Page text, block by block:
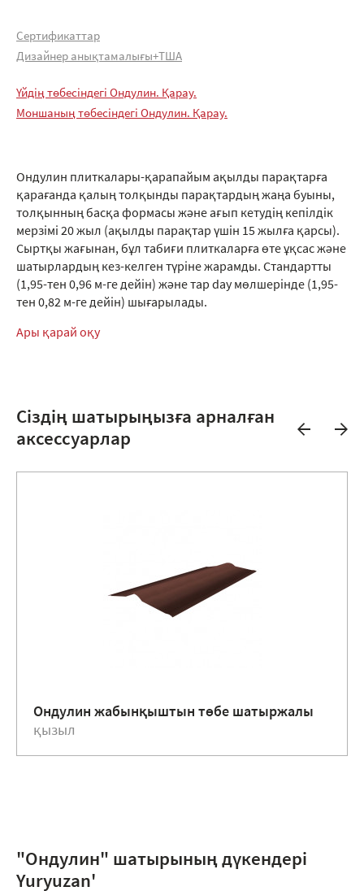
Сертификаттар
Дизайнер анықтамалығы+ТША
Үйдің төбесіндегі Ондулин. Қарау.
Моншаның төбесіндегі Ондулин. Қарау.
Ондулин плиткалары-қарапайым ақылды парақтарға
қарағанда қалың толқынды парақтардың жаңа буыны,
толқынның басқа формасы және ағып кетудің кепілдік
мерзімі 20 жыл (ақылды парақтар үшін 15 жылға қарсы).
Сыртқы жағынан, бұл табиғи плиткаларға өте ұқсас және
шатырлардың кез-келген түріне жарамды. Стандартты
(1,95-тен 0,96 м-ге дейін) және тар day мөлшерінде (1,95-
тен 0,82 м-ге дейін) шығарылады.
Ары қарай оқу
Сіздің шатырыңызға арналған
аксессуарлар
Ондулин жабынқыштын төбе шатыржалы
қызыл
"Ондулин" шатырының дүкендері
Yuryuzan'